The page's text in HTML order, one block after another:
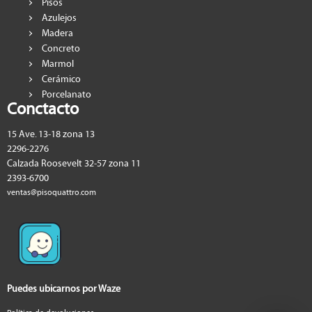
Pisos
Azulejos
Madera
Concreto
Marmol
Cerámico
Porcelanato
Conctacto
15 Ave. 13-18 zona 13
2296-2276
Calzada Roosevelt 32-57 zona 11
2393-6700
ventas@pisoquattro.com
Puedes ubicarnos por Waze